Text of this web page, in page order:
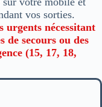
vos sorties.
nécessitant
de secours ou des
(15, 17, 18,